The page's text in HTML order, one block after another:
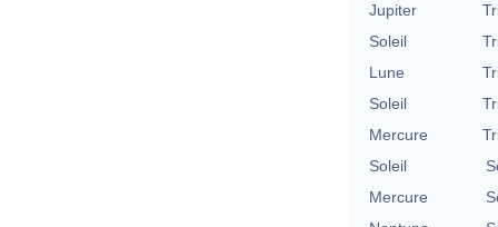
Jupiter
Soleil
Lune
Soleil
Mercure
Soleil
Mercure